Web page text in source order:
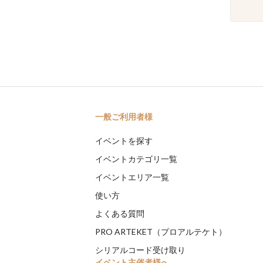
一般ご利用者様
イベントを探す
イベントカテゴリ一覧
イベントエリア一覧
使い方
よくある質問
PRO ARTEKET（プロアルテケト）
シリアルコード受け取り